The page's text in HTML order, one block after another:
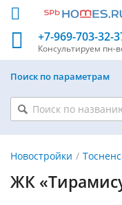
+7-969-703-32-
Консультируем пн-
Поиск по параметрам
Новостройки
ЖК